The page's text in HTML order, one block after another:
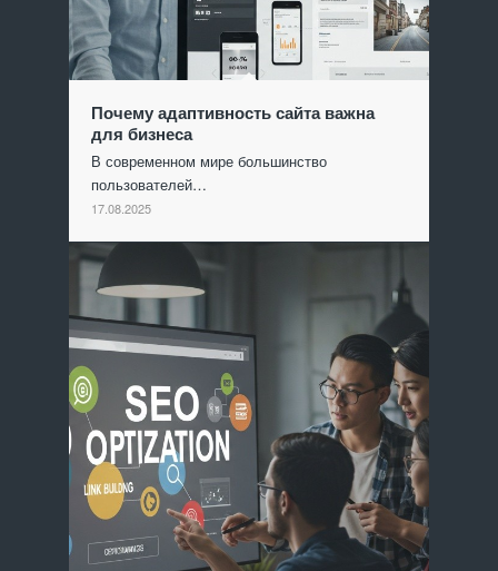
Почему адаптивность сайта важна
для бизнеса
В современном мире большинство
пользователей…
17.08.2025